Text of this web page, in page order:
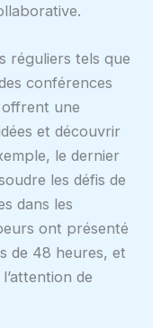
réguliers tels que
conférences
une
et découvrir
le dernier
les défis de
dans les
ont présenté
de 48 heures, et
de